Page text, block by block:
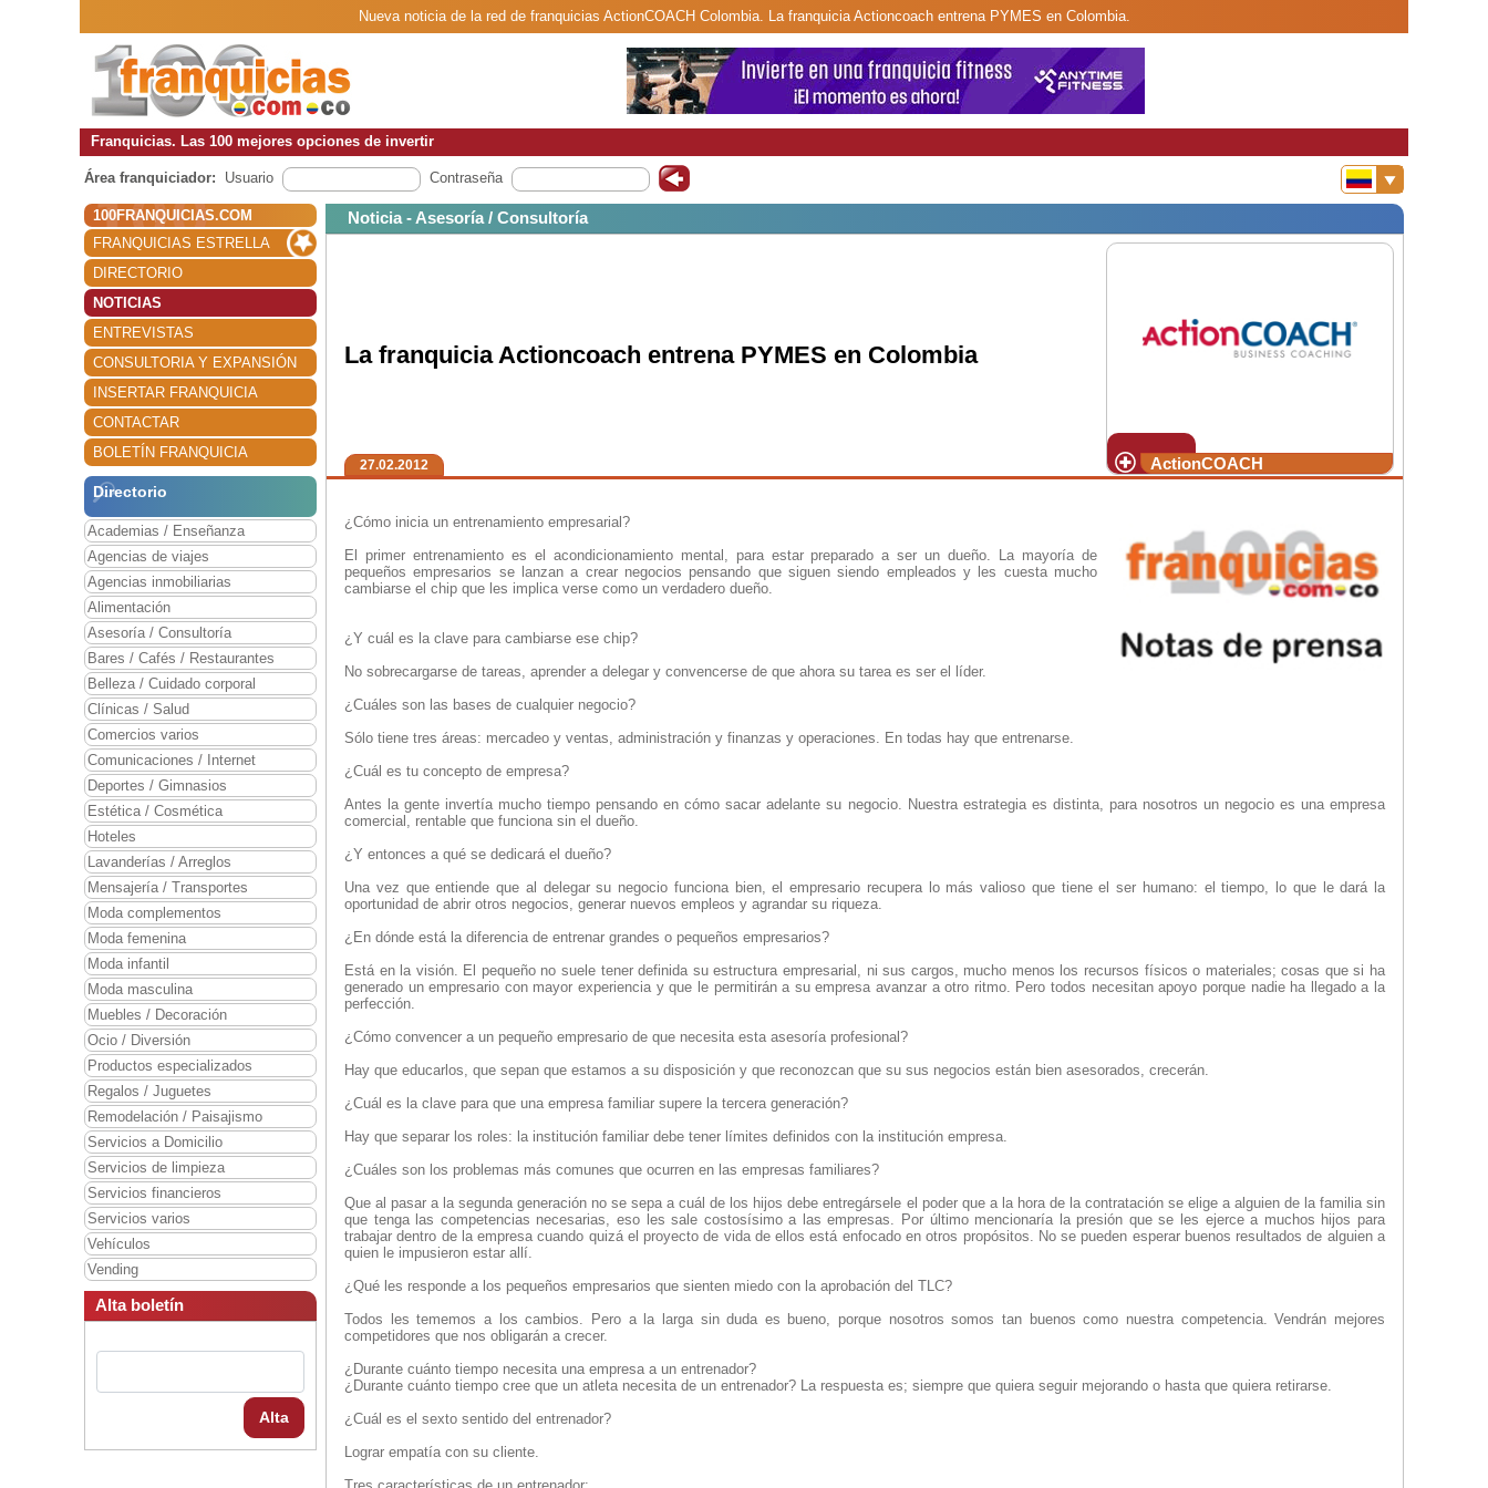
Nueva noticia de la red de franquicias ActionCOACH Colombia. La franquicia Actioncoach entrena PYMES en Colombia.
Franquicias. Las 100 mejores opciones de invertir
Área franquiciador: Usuario Contraseña
100FRANQUICIAS.COM
FRANQUICIAS ESTRELLA
DIRECTORIO
NOTICIAS
ENTREVISTAS
CONSULTORIA Y EXPANSIÓN
INSERTAR FRANQUICIA
CONTACTAR
BOLETÍN FRANQUICIA
Directorio
Academias / Enseñanza
Agencias de viajes
Agencias inmobiliarias
Alimentación
Asesoría / Consultoría
Bares / Cafés / Restaurantes
Belleza / Cuidado corporal
Clínicas / Salud
Comercios varios
Comunicaciones / Internet
Deportes / Gimnasios
Estética / Cosmética
Hoteles
Lavanderías / Arreglos
Mensajería / Transportes
Moda complementos
Moda femenina
Moda infantil
Moda masculina
Muebles / Decoración
Ocio / Diversión
Productos especializados
Regalos / Juguetes
Remodelación / Paisajismo
Servicios a Domicilio
Servicios de limpieza
Servicios financieros
Servicios varios
Vehículos
Vending
Alta boletín
Alta
Noticia - Asesoría / Consultoría
ActionCOACH
La franquicia Actioncoach entrena PYMES en Colombia
27.02.2012
¿Cómo inicia un entrenamiento empresarial?
El primer entrenamiento es el acondicionamiento mental, para estar preparado a ser un dueño. La mayoría de
pequeños empresarios se lanzan a crear negocios pensando que siguen siendo empleados y les cuesta mucho
cambiarse el chip que les implica verse como un verdadero dueño.
¿Y cuál es la clave para cambiarse ese chip?
No sobrecargarse de tareas, aprender a delegar y convencerse de que ahora su tarea es ser el líder.
¿Cuáles son las bases de cualquier negocio?
Sólo tiene tres áreas: mercadeo y ventas, administración y finanzas y operaciones. En todas hay que entrenarse.
¿Cuál es tu concepto de empresa?
Antes la gente invertía mucho tiempo pensando en cómo sacar adelante su negocio. Nuestra estrategia es distinta, para nosotros un negocio es una empresa
comercial, rentable que funciona sin el dueño.
¿Y entonces a qué se dedicará el dueño?
Una vez que entiende que al delegar su negocio funciona bien, el empresario recupera lo más valioso que tiene el ser humano: el tiempo, lo que le dará la
oportunidad de abrir otros negocios, generar nuevos empleos y agrandar su riqueza.
¿En dónde está la diferencia de entrenar grandes o pequeños empresarios?
Está en la visión. El pequeño no suele tener definida su estructura empresarial, ni sus cargos, mucho menos los recursos físicos o materiales; cosas que si ha
generado un empresario con mayor experiencia y que le permitirán a su empresa avanzar a otro ritmo. Pero todos necesitan apoyo porque nadie ha llegado a la
perfección.
¿Cómo convencer a un pequeño empresario de que necesita esta asesoría profesional?
Hay que educarlos, que sepan que estamos a su disposición y que reconozcan que su sus negocios están bien asesorados, crecerán.
¿Cuál es la clave para que una empresa familiar supere la tercera generación?
Hay que separar los roles: la institución familiar debe tener límites definidos con la institución empresa.
¿Cuáles son los problemas más comunes que ocurren en las empresas familiares?
Que al pasar a la segunda generación no se sepa a cuál de los hijos debe entregársele el poder que a la hora de la contratación se elige a alguien de la familia sin
que tenga las competencias necesarias, eso les sale costosísimo a las empresas. Por último mencionaría la presión que se les ejerce a muchos hijos para
trabajar dentro de la empresa cuando quizá el proyecto de vida de ellos está enfocado en otros propósitos. No se pueden esperar buenos resultados de alguien a
quien le impusieron estar allí.
¿Qué les responde a los pequeños empresarios que sienten miedo con la aprobación del TLC?
Todos les tememos a los cambios. Pero a la larga sin duda es bueno, porque nosotros somos tan buenos como nuestra competencia. Vendrán mejores
competidores que nos obligarán a crecer.
¿Durante cuánto tiempo necesita una empresa a un entrenador?
¿Durante cuánto tiempo cree que un atleta necesita de un entrenador? La respuesta es; siempre que quiera seguir mejorando o hasta que quiera retirarse.
¿Cuál es el sexto sentido del entrenador?
Lograr empatía con su cliente.